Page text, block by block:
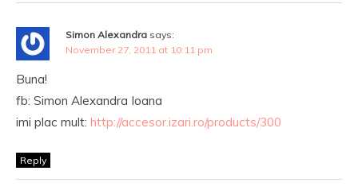
Simon Alexandra says:
November 27, 2011 at 10:11 pm
Buna!
fb: Simon Alexandra Ioana
imi plac mult: http://accesor.izari.ro/products/300
Reply